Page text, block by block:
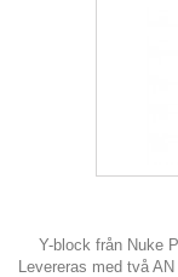
Y-block från Nuke
Levereras med två